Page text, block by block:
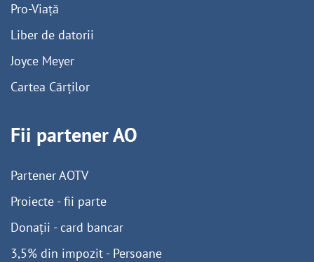
Pro-Viață
Liber de datorii
Joyce Meyer
Cartea Cărților
Fii partener AO
Partener AOTV
Proiecte - fii parte
Donații - card bancar
3,5% din impozit - Persoane